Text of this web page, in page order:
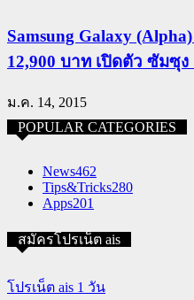
Samsung Galaxy
12,900 บาท เปิดตัว ซัมซุ
ม.ค. 14, 2015
POPULAR CATEGORIES
News462
Tips&Tricks280
Apps201
สมัครโปรเน็ต ais
โปรเน็ต ais 1 วัน